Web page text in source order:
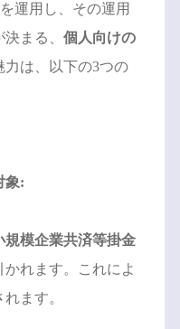
運用し、その運用
まる、 個人向けの
力は、以下の3つの
象:
規模企業共済等掛金
れます。これによ
ます。